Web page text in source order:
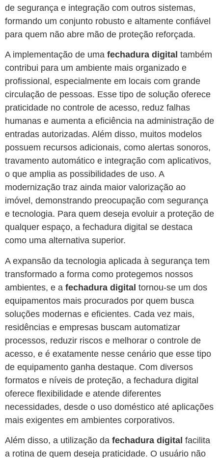
de segurança e integração com outros sistemas,
formando um conjunto robusto e altamente confiável
para quem não abre mão de proteção reforçada.
A implementação de uma fechadura digital também
contribui para um ambiente mais organizado e
profissional, especialmente em locais com grande
circulação de pessoas. Esse tipo de solução oferece
praticidade no controle de acesso, reduz falhas
humanas e aumenta a eficiência na administração de
entradas autorizadas. Além disso, muitos modelos
possuem recursos adicionais, como alertas sonoros,
travamento automático e integração com aplicativos,
o que amplia as possibilidades de uso. A
modernização traz ainda maior valorização ao
imóvel, demonstrando preocupação com segurança
e tecnologia. Para quem deseja evoluir a proteção de
qualquer espaço, a fechadura digital se destaca
como uma alternativa superior.
A expansão da tecnologia aplicada à segurança tem
transformado a forma como protegemos nossos
ambientes, e a fechadura digital tornou-se um dos
equipamentos mais procurados por quem busca
soluções modernas e eficientes. Cada vez mais,
residências e empresas buscam automatizar
processos, reduzir riscos e melhorar o controle de
acesso, e é exatamente nesse cenário que esse tipo
de equipamento ganha destaque. Com diversos
formatos e níveis de proteção, a fechadura digital
oferece flexibilidade e atende diferentes
necessidades, desde o uso doméstico até aplicações
mais exigentes em ambientes corporativos.
Além disso, a utilização da fechadura digital facilita
a rotina de quem deseja praticidade. O usuário não